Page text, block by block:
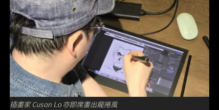
插畫家 Cuson Lo 亦即席畫出龍捲風